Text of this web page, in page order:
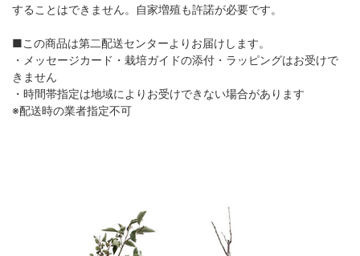
することはできません。自家増殖も許諾が必要です。
■この商品は第二配送センターよりお届けします。
・メッセージカード・栽培ガイドの添付・ラッピングはお受けで
きません
・時間帯指定は地域によりお受けできない場合があります
※配送時の業者指定不可